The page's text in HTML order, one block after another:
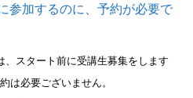
参加するのに、予約が必要で
、スタート前に受講生募集をします
は必要ございません。